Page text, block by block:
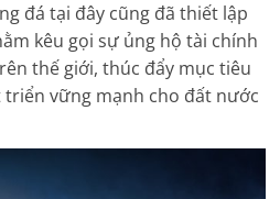
đá tại đây cũng đã thiết lập
kêu gọi sự ủng hộ tài chính
thế giới, thúc đẩy mục tiêu
vững mạnh cho đất nước